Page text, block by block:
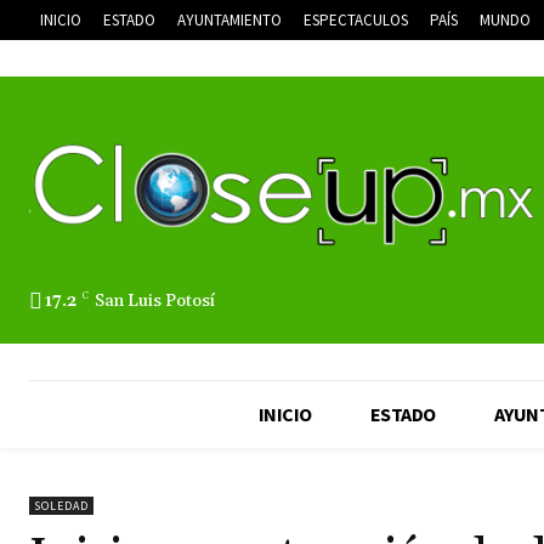
INICIO ESTADO AYUNTAMIENTO ESPECTACULOS PAÍS MUNDO
17.2 C San Luis Potosí
INICIO ESTADO
SOLEDAD